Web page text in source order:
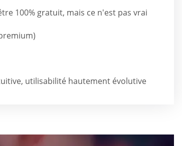
100% gratuit, mais ce n'est pas vrai
utilisabilité hautement évolutive